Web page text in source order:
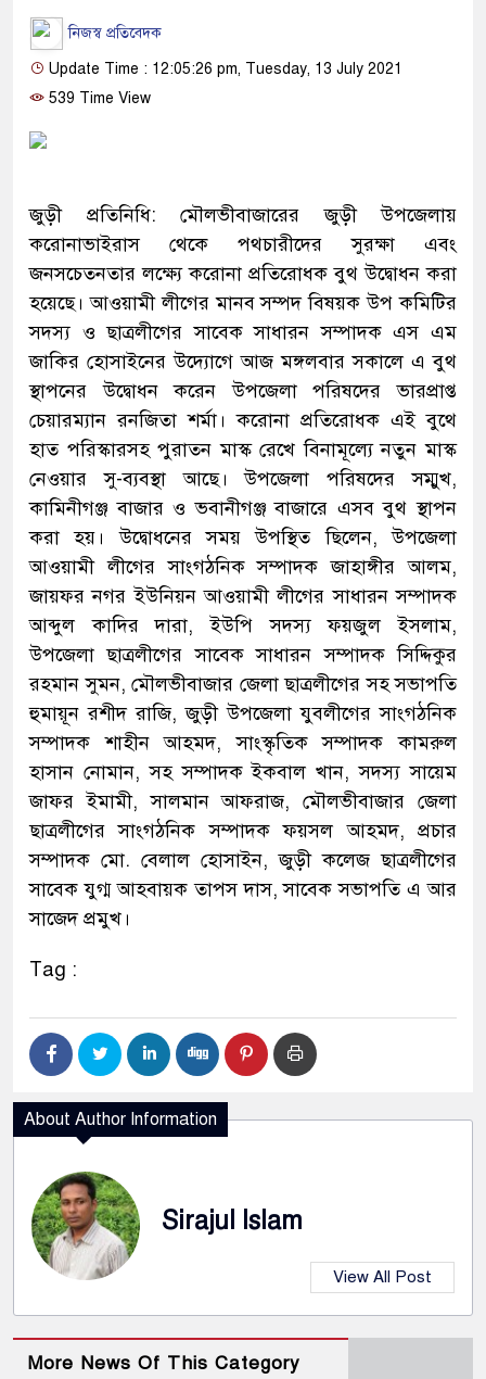
নিজস্ব প্রতিবেদক
Update Time : 12:05:26 pm, Tuesday, 13 July 2021
539 Time View
জুড়ী প্রতিনিধি: মৌলভীবাজারের জুড়ী উপজেলায়
করোনাভাইরাস থেকে পথচারীদের সুরক্ষা এবং
জনসচেতনতার লক্ষ্যে করোনা প্রতিরোধক বুথ উদ্বোধন করা
হয়েছে। আওয়ামী লীগের মানব সম্পদ বিষয়ক উপ কমিটির
সদস্য ও ছাত্রলীগের সাবেক সাধারন সম্পাদক এস এম
জাকির হোসাইনের উদ্যোগে আজ মঙ্গলবার সকালে এ বুথ
স্থাপনের উদ্বোধন করেন উপজেলা পরিষদের ভারপ্রাপ্ত
চেয়ারম্যান রনজিতা শর্মা। করোনা প্রতিরোধক এই বুথে
হাত পরিস্কারসহ পুরাতন মাস্ক রেখে বিনামূল্যে নতুন মাস্ক
নেওয়ার সু-ব্যবস্থা আছে। উপজেলা পরিষদের সম্মুখ,
কামিনীগঞ্জ বাজার ও ভবানীগঞ্জ বাজারে এসব বুথ স্থাপন
করা হয়। উদ্বোধনের সময় উপস্থিত ছিলেন, উপজেলা
আওয়ামী লীগের সাংগঠনিক সম্পাদক জাহাঙ্গীর আলম,
জায়ফর নগর ইউনিয়ন আওয়ামী লীগের সাধারন সম্পাদক
আব্দুল কাদির দারা, ইউপি সদস্য ফয়জুল ইসলাম,
উপজেলা ছাত্রলীগের সাবেক সাধারন সম্পাদক সিদ্দিকুর
রহমান সুমন, মৌলভীবাজার জেলা ছাত্রলীগের সহ সভাপতি
হুমায়ূন রশীদ রাজি, জুড়ী উপজেলা যুবলীগের সাংগঠনিক
সম্পাদক শাহীন আহমদ, সাংস্কৃতিক সম্পাদক কামরুল
হাসান নোমান, সহ সম্পাদক ইকবাল খান, সদস্য সায়েম
জাফর ইমামী, সালমান আফরাজ, মৌলভীবাজার জেলা
ছাত্রলীগের সাংগঠনিক সম্পাদক ফয়সল আহমদ, প্রচার
সম্পাদক মো. বেলাল হোসাইন, জুড়ী কলেজ ছাত্রলীগের
সাবেক যুগ্ম আহবায়ক তাপস দাস, সাবেক সভাপতি এ আর
সাজেদ প্রমুখ।
Tag :
About Author Information
Sirajul Islam
View All Post
More News Of This Category